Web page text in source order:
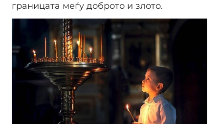
границата меѓу доброто и злото.